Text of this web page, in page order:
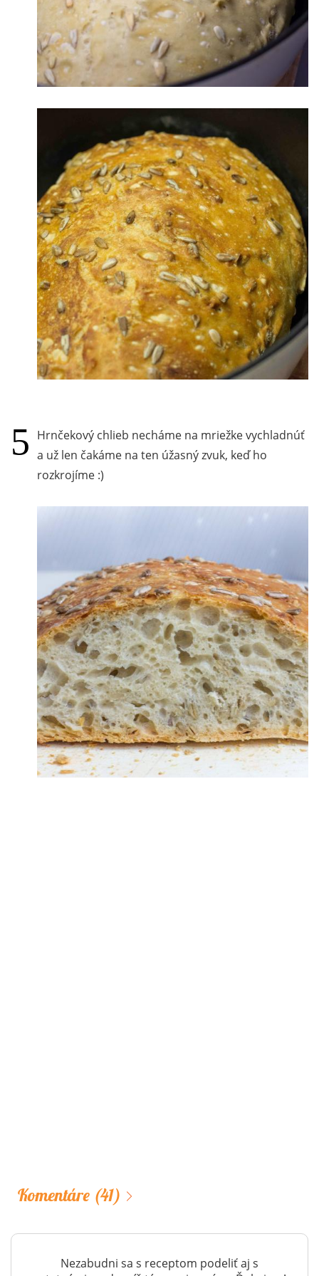
Hrnčekový chlieb necháme na mriežke vychladnúť
a už len čakáme na ten úžasný zvuk, keď ho
rozkrojíme :)
Komentáre (41)
Nezabudni sa s receptom podeliť aj s